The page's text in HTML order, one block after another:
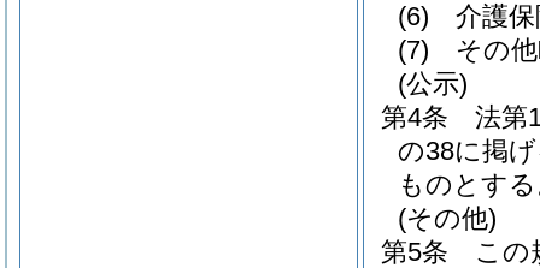
(6)
介護
(7)
その
(公示)
第4条
法第
の38に掲
ものとす
(その他)
第5条
この